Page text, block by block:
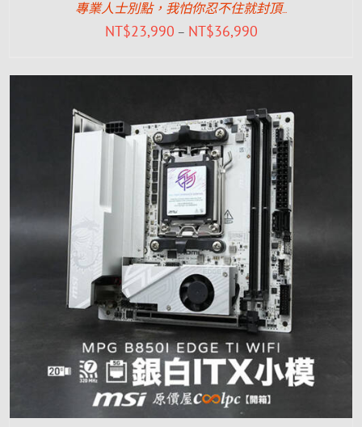
專業人士別點，我怕你忍不住就封頂…
NT$23,990 – NT$36,990